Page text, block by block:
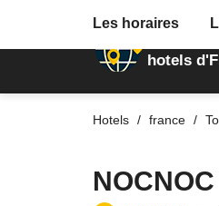
Annuaire
hotels
Hotels france
Les horaires